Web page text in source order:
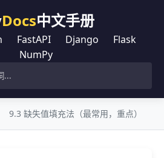
Docs中文手册
FastAPI Django
Flask
NumPy
9.3 缺失值填充法（最常用，重点）